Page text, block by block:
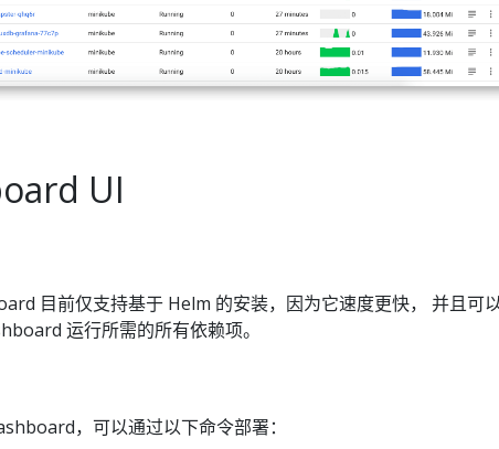
UI
目前仅支持基于 Helm 的安装，因为它速度更快， 并且可
运行所需的所有依赖项。
，可以通过以下命令部署：